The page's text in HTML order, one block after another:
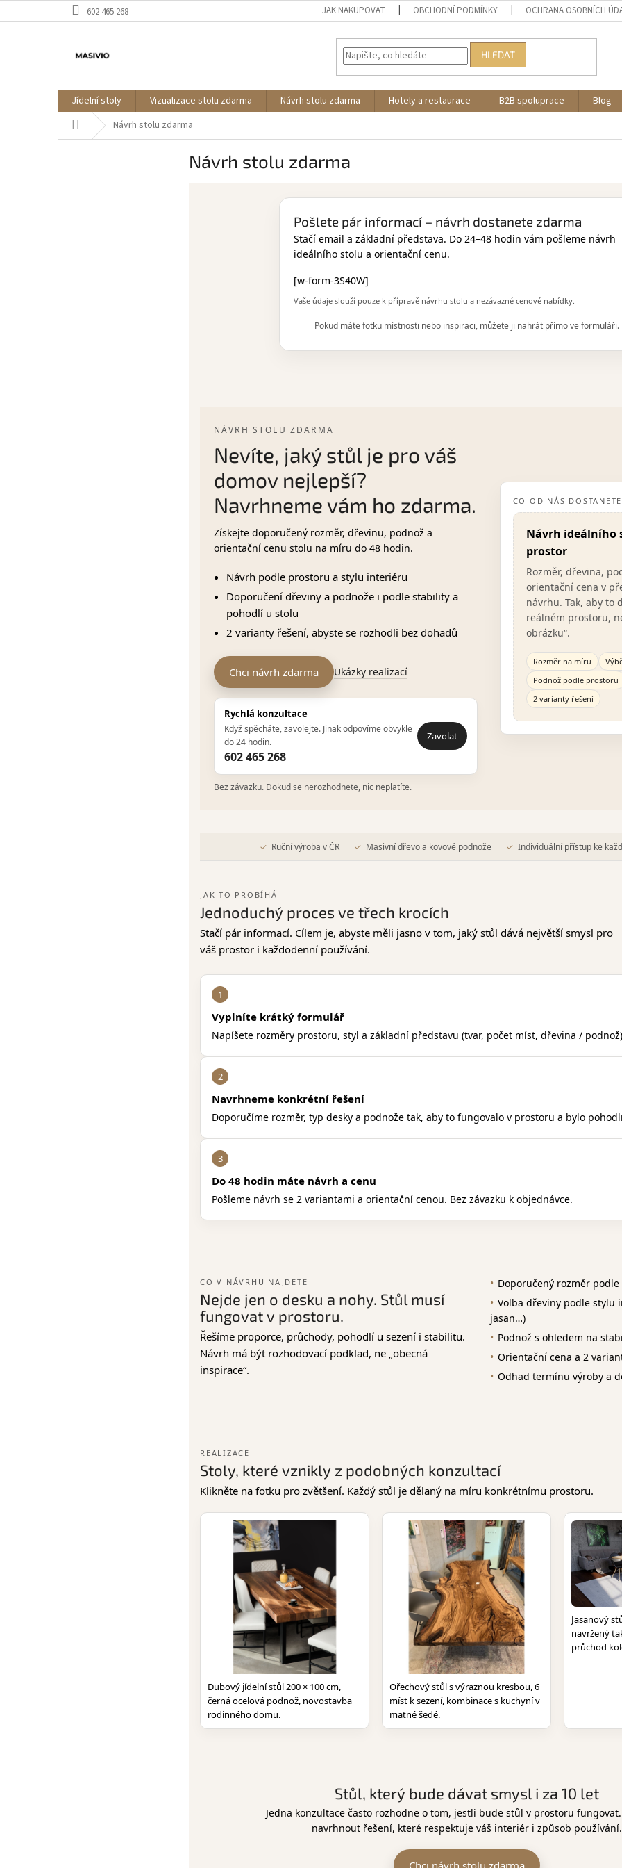
na
602 465 268 JAK NAKUPOVAT OBCHODNÍ PODMÍNKY OCHRANA OSOBNÍCH
HLEDAT
Jídelní stoly Vizualizace stolu zdarma Návrh stolu zdarma Hotely a restaurace B2B spoluprace Blog
Domů Návrh stolu zdarma
Návrh stolu zdarma
Pošlete pár informací – návrh dostanete zdarma
Stačí email a základní představa. Do 24–48 hodin vám pošleme návrh
ideálního stolu a orientační cenu.
[w-form-3S40W]
Vaše údaje slouží pouze k přípravě návrhu stolu a nezávazné cenové nabídky.
Pokud máte fotku místnosti nebo inspiraci, můžete ji nahrát přímo ve formuláři.
NÁVRH STOLU ZDARMA
Nevíte, jaký stůl je pro váš
domov nejlepší?
Navrhneme vám ho zdarma.
Získejte doporučený rozměr, dřevinu, podnož a
orientační cenu stolu na míru do 48 hodin.
Návrh podle prostoru a stylu interiéru
Doporučení dřeviny a podnože i podle stability a
pohodlí u stolu
2 varianty řešení, abyste se rozhodli bez dohadů
Chci návrh zdarma Ukázky realizací
Rychlá konzultace
Když spěcháte, zavolejte. Jinak odpovíme obvykle
do 24 hodin.
602 465 268
Zavolat
Bez závazku. Dokud se nerozhodnete, nic neplatíte.
CO OD NÁS DOSTANETE
Návrh ideálního
prostor
Rozměr, dřevina,
orientační cena v
návrhu. Tak, aby to
reálném prostoru,
obrázku“.
Rozměr na míru
Podnož podle prostoru
2 varianty řešení
Ruční výroba v ČR Masivní dřevo a kovové podnože Individuální přístup ke
JAK TO PROBÍHÁ
Jednoduchý proces ve třech krocích
Stačí pár informací. Cílem je, abyste měli jasno v tom, jaký stůl dává největší smysl pro
váš prostor i každodenní používání.
1
Vyplníte krátký formulář
Napíšete rozměry prostoru, styl a základní představu (tvar, počet míst, dřevina /
2
Navrhneme konkrétní řešení
Doporučíme rozměr, typ desky a podnože tak, aby to fungovalo v prostoru a bylo
3
Do 48 hodin máte návrh a cenu
Pošleme návrh se 2 variantami a orientační cenou. Bez závazku k objednávce.
CO V NÁVRHU NAJDETE
Nejde jen o desku a nohy. Stůl musí
fungovat v prostoru.
Řešíme proporce, průchody, pohodlí u sezení i stabilitu.
Návrh má být rozhodovací podklad, ne „obecná
inspirace“.
Doporučený rozměr
Volba dřeviny podle stylu
jasan…)
Podnož s ohledem na
Orientační cena a 2
Odhad termínu výroby a
REALIZACE
Stoly, které vznikly z podobných konzultací
Klikněte na fotku pro zvětšení. Každý stůl je dělaný na míru konkrétnímu prostoru.
Dubový jídelní stůl 200 × 100 cm,
černá ocelová podnož, novostavba
rodinného domu.
Ořechový stůl s výraznou kresbou, 6
míst k sezení, kombinace s kuchyní v
matné šedé.
Jasanový
navržený
průchod
Stůl, který bude dávat smysl i za 10 let
Jedna konzultace často rozhodne o tom, jestli bude stůl v prostoru
navrhnout řešení, které respektuje váš interiér i způsob používání.
Chci návrh stolu zdarma